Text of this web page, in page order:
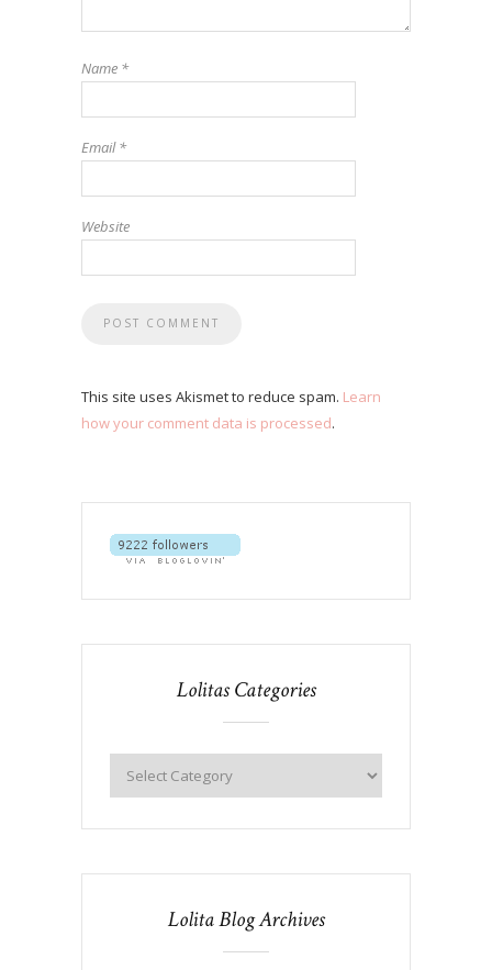
Name *
Email*
Website
This site uses Akismet to reduce spam. Learn
how your comment data is processed.
Lolitas Categories
Lolita Blog Archives